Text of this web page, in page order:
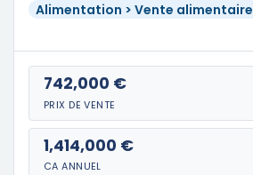
Alimentation > Vente alimentaire
742,000 €
PRIX DE VENTE
1,414,000 €
CA ANNUEL